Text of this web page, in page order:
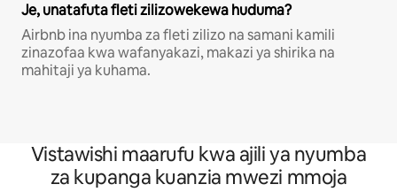
Je, unatafuta fleti zilizowekewa huduma?
Airbnb ina nyumba za fleti zilizo na samani kamili
zinazofaa kwa wafanyakazi, makazi ya shirika na
mahitaji ya kuhama.
Vistawishi maarufu kwa ajili ya nyumba
za kupanga kuanzia mwezi mmoja